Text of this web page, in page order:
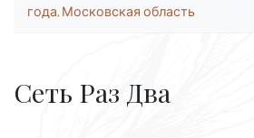
года, Московская область
Сеть Раз Два